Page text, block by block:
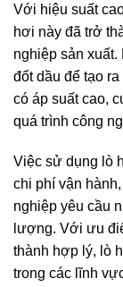
Với hiệu suất
hơi này đã trở
nghiệp sản
đốt dầu để tạo
có áp suất cao,
quá trình công
Việc sử dụng lò
chi phí vận
nghiệp yêu cầu
lượng. Với ưu
thành hợp lý, lò
trong các lĩnh